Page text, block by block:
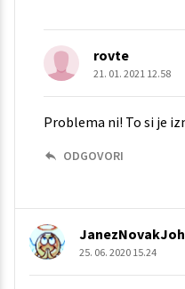
rovte
21. 01. 2021 12.58
Problema ni! To si je
ODGOVORI
25. 06. 2020 15.24